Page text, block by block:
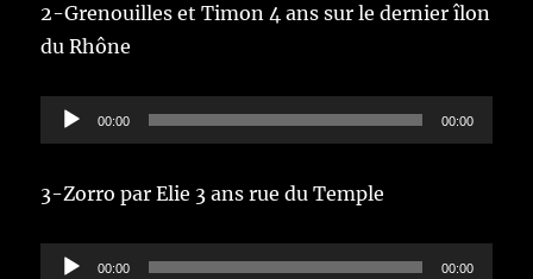
2-Grenouilles et Timon 4 ans sur le dernier îlon
du Rhône
Lecteur
audio
00:00 00:00
3-Zorro par Elie 3 ans rue du Temple
Lecteur00:00 00:00